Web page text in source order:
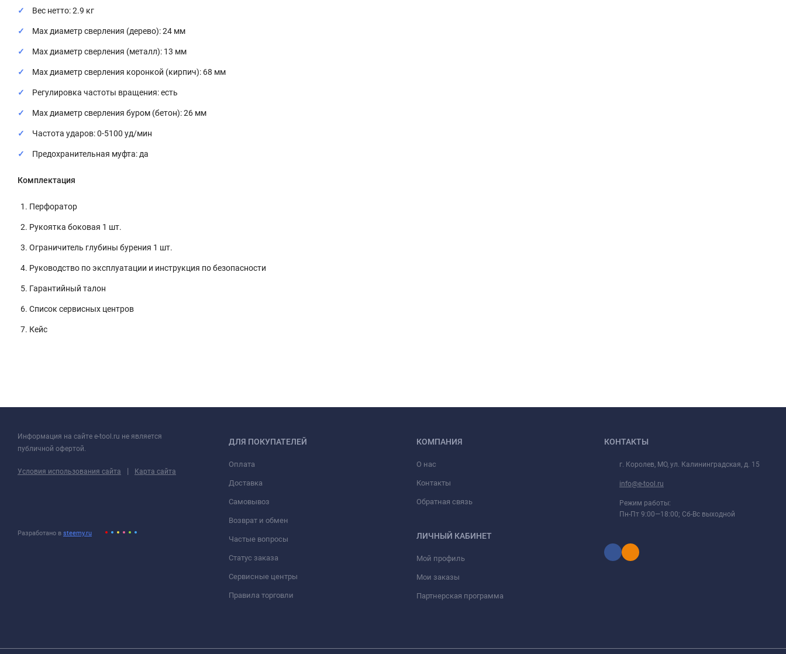
Вес нетто: 2.9 кг
Мах диаметр сверления (дерево): 24 мм
Max диаметр сверления (металл): 13 мм
Max диаметр сверления коронкой (кирпич): 68 мм
Регулировка частоты вращения: есть
Max диаметр сверления буром (бетон): 26 мм
Частота ударов: 0-5100 уд/мин
Предохранительная муфта: да
Комплектация
Перфоратор
Рукоятка боковая 1 шт.
Ограничитель глубины бурения 1 шт.
Руководство по эксплуатации и инструкция по безопасности
Гарантийный талон
Список сервисных центров
Кейс
Информация на сайте e-tool.ru не является
публичной офертой.
Условия использования сайта | Карта сайта
Разработано в steemy.ru
ДЛЯ ПОКУПАТЕЛЕЙ
Оплата
Доставка
Самовывоз
Возврат и обмен
Частые вопросы
Статус заказа
Сервисные центры
Правила торговли
КОМПАНИЯ
О нас
Контакты
Обратная связь
ЛИЧНЫЙ КАБИНЕТ
Мой профиль
Мои заказы
Партнерская программа
КОНТАКТЫ
г. Королев, МО, ул. Калининградская, д. 15
info@e-tool.ru
Режим работы:
Пн-Пт 9:00—18:00; Сб-Вс выходной